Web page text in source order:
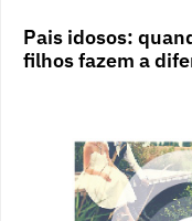
Pais idosos:
filhos fazem a